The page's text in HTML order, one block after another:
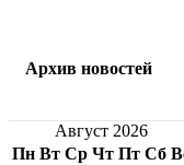
Архив новостей
Август 2026
Пн Вт Ср Чт Пт Сб